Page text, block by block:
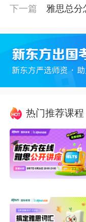
下一篇 雅思总分
热门推荐课程